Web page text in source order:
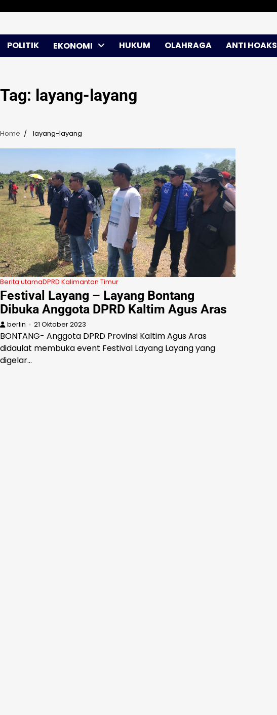
POLITIK EKONOMI HUKUM OLAHRAGA ANTI HOAKS
Tag: layang-layang
Home layang-layang
Berita utamaDPRD Kalimantan Timur
Festival Layang – Layang Bontang
Dibuka Anggota DPRD Kaltim Agus Aras
berlin 21 Oktober 2023
BONTANG- Anggota DPRD Provinsi Kaltim Agus Aras
didaulat membuka event Festival Layang Layang yang
digelar…